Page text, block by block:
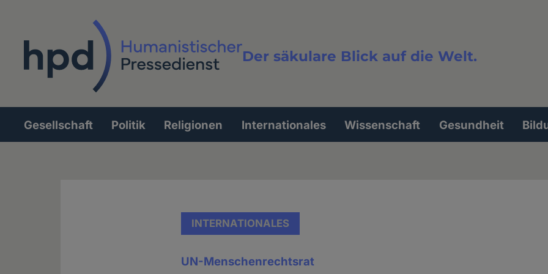
Der säkulare Blick auf die Welt.
Volltextsuche
Hauptnavigation
Gesellschaft Politik Religionen Internationales Wissenschaft Gesundheit
INTERNATIONALES
UN-Menschenrechtsrat